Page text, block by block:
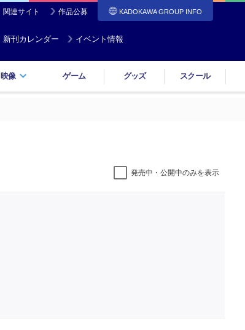
関連サイト 作品公募 KADOKAWA GROUP INFO
新刊カレンダー イベント情報
映像 ゲーム グッズ スクール
発売中・公開中のみを表示